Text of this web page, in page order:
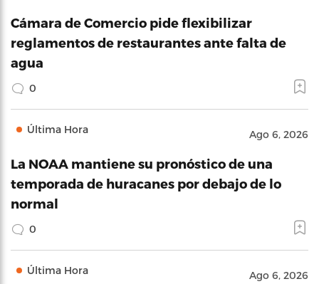
Cámara de Comercio pide flexibilizar
reglamentos de restaurantes ante falta de
agua
0
Última Hora Ago 6, 2026
La NOAA mantiene su pronóstico de una
temporada de huracanes por debajo de lo
normal
0
Última Hora Ago 6, 2026